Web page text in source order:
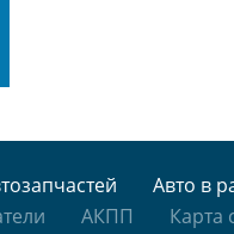
Авто в
АКПП Карта